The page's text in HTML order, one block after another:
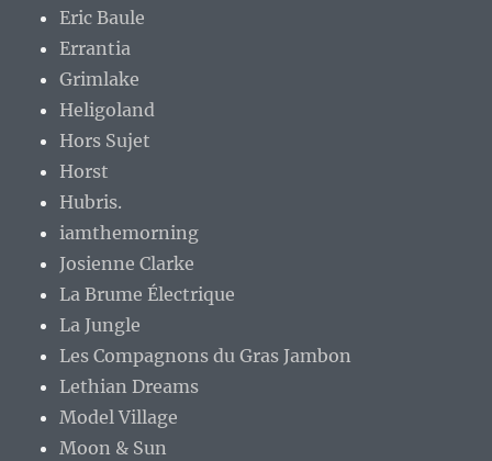
Eric Baule
Errantia
Grimlake
Heligoland
Hors Sujet
Horst
Hubris.
iamthemorning
Josienne Clarke
La Brume Électrique
La Jungle
Les Compagnons du Gras Jambon
Lethian Dreams
Model Village
Moon & Sun